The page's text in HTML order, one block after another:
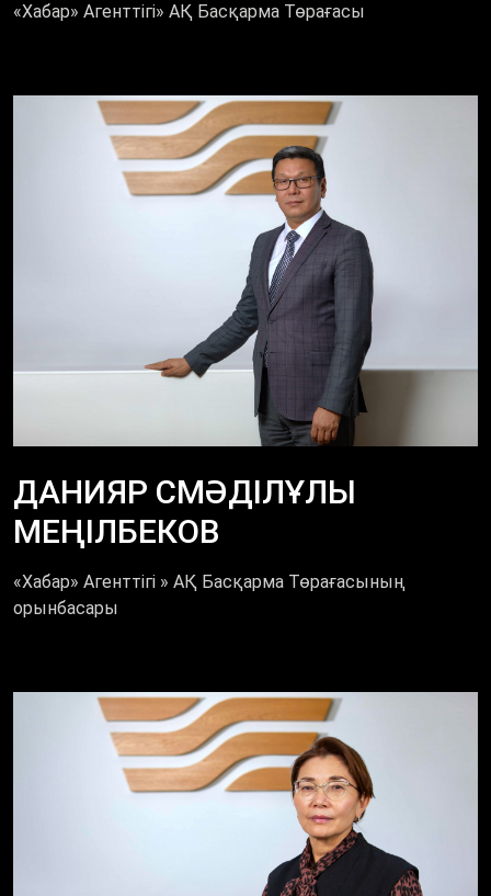
«Хабар» Агенттігі» АҚ Басқарма Төрағасы
ДАНИЯР СМӘДІЛҰЛЫ
МЕҢІЛБЕКОВ
«Хабар» Агенттігі » АҚ Басқарма Төрағасының
орынбасары